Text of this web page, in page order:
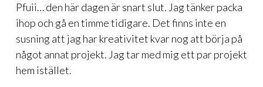
Pfuii… den här dagen är snart slut. Jag tänker packa
ihop och gå en timme tidigare. Det finns inte en
susning att jag har kreativitet kvar nog att börja på
något annat projekt. Jag tar med mig ett par projekt
hem istället.